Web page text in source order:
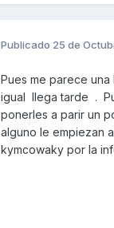
Publicado 25 de
Pues me parece
igual llega tarde .
ponerles a parir un
alguno le empiezan
kymcowaky por la